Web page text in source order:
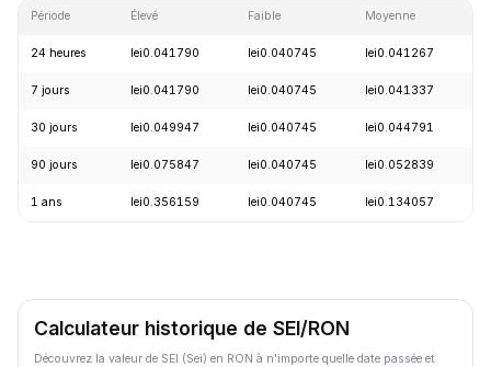
Période Élevé Faible Moyenne
24 heures lei0.041790 lei0.040745 lei0.041267
7 jours lei0.041790 lei0.040745 lei0.041337
30 jours lei0.049947 lei0.040745 lei0.044791
90 jours lei0.075847 lei0.040745 lei0.052839
1 ans lei0.356159 lei0.040745 lei0.134057
Calculateur historique de SEI/RON
Découvrez la valeur de SEI (Sei) en RON à n'importe quelle date passée et